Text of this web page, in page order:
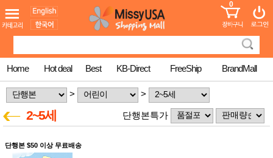
도 어린이
청소년
컬러링
북
한국학
습지
습지
국 송
꽃배송
MissyShop
Login
0
Home Hot deal Best KB-Direct FreeShip BrandMall
> >
2~5세 단행본특가
단행본 $50 이상 무료배송